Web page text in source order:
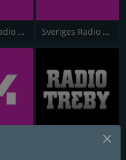
Sveriges Radio P4 Norrbotten Sveriges Radio P4 Kalmar